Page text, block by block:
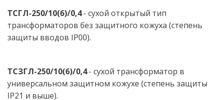
ТСГЛ-250/10(6)/0,4 - сухой открытый тип
трансформаторов без защитного кожуха (степень
защиты вводов IP00).
ТСЗГЛ-250/10(6)/0,4 - сухой трансформатор в
универсальном защитном кожухе (степень защиты
IP21 и выше).